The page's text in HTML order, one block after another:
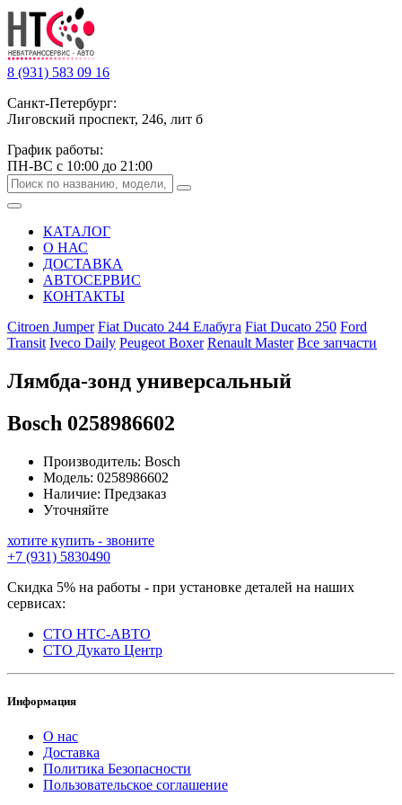
8 (931) 583 09 16
Санкт-Петербург:
Лиговский проспект, 246, лит б
График работы:
ПН-ВС с 10:00 до 21:00
КАТАЛОГ
О НАС
ДОСТАВКА
АВТОСЕРВИС
КОНТАКТЫ
Citroen Jumper Fiat Ducato 244 Елабуга Fiat Ducato 250 Ford
Transit Iveco Daily Peugeot Boxer Renault Master Все запчасти
Лямбда-зонд универсальный
Bosch 0258986602
Производитель: Bosch
Модель: 0258986602
Наличие: Предзаказ
Уточняйте
хотите купить - звоните
+7 (931) 5830490
Скидка 5% на работы - при установке деталей на наших
сервисах:
СТО НТС-АВТО
СТО Дукато Центр
Информация
О нас
Доставка
Политика Безопасности
Пользовательское соглашение